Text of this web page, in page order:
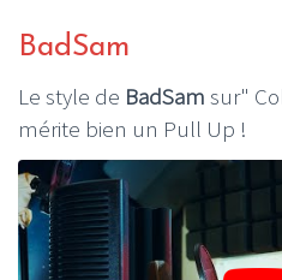
BadSam
Le style de BadSam sur"
mérite bien un Pull Up !